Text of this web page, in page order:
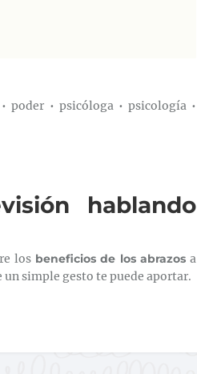
•poder • psicóloga• psicología•
hablando
los beneficios de los abrazos a
simple gesto te puede aportar.